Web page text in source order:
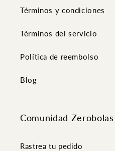
Términos y condiciones
Términos del servicio
Política de reembolso
Blog
Comunidad Zerobolas
Rastrea tu pedido